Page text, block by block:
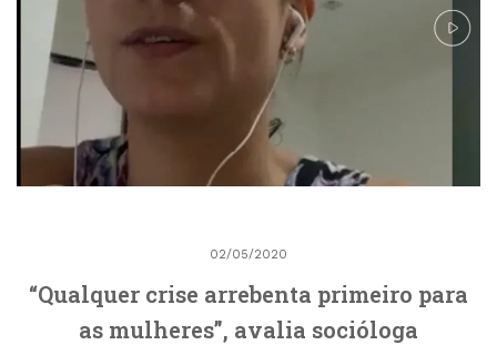
02/05/2020
“Qualquer crise arrebenta primeiro para
as mulheres”, avalia socióloga